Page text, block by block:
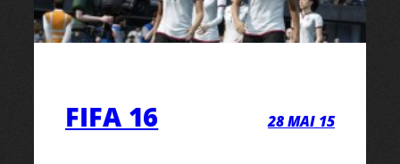
FIFA 16 28 MAI 15